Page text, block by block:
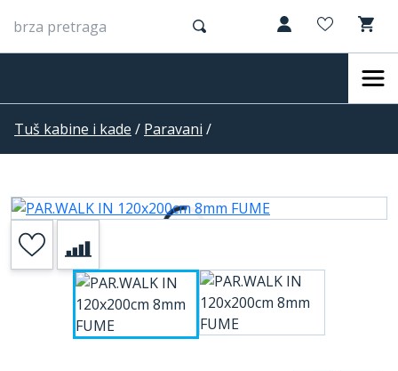
Tuš kabine i kade / Paravani /